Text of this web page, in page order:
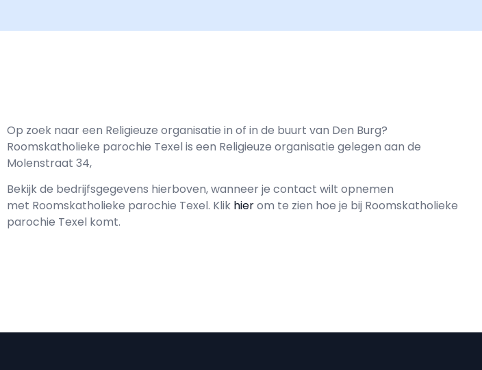
Op zoek naar een Religieuze organisatie in of in de buurt van Den Burg?
Roomskatholieke parochie Texel is een Religieuze organisatie gelegen aan de
Molenstraat 34,
Bekijk de bedrijfsgegevens hierboven, wanneer je contact wilt opnemen
met Roomskatholieke parochie Texel. Klik hierom te zien hoe je bij Roomskatholieke
parochie Texel komt.